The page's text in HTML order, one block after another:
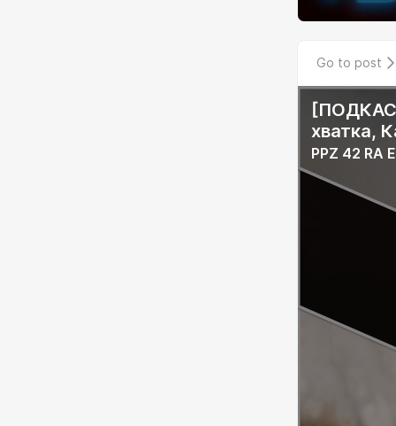
Go to post
хватка,
PPZ 42 RA